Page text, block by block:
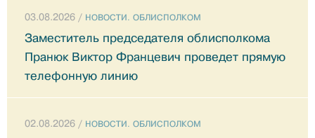
03.08.2026 / НОВОСТИ. ОБЛИСПОЛКОМ
Заместитель председателя облисполкома
Пранюк Виктор Францевич проведет прямую
телефонную линию
02.08.2026 / НОВОСТИ. ОБЛИСПОЛКОМ